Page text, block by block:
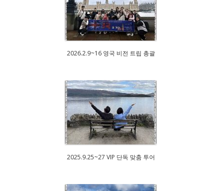
2026.2.9~16 영국 비전 트립 총괄
2025.9.25~27 VIP 단독 맞춤 투어